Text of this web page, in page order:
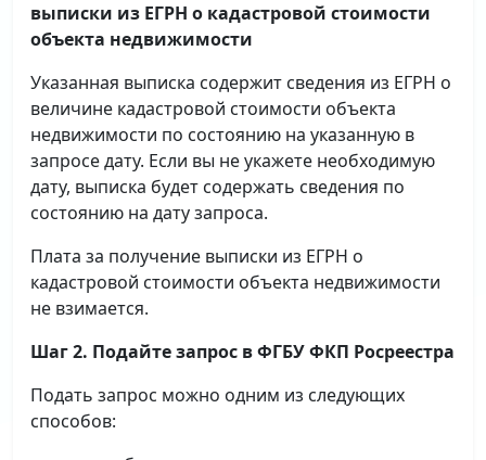
выписки из ЕГРН о кадастровой стоимости
объекта недвижимости
Указанная выписка содержит сведения из ЕГРН о
величине кадастровой стоимости объекта
недвижимости по состоянию на указанную в
запросе дату. Если вы не укажете необходимую
дату, выписка будет содержать сведения по
состоянию на дату запроса.
Плата за получение выписки из ЕГРН о
кадастровой стоимости объекта недвижимости
не взимается.
Шаг 2. Подайте запрос в ФГБУ ФКП Росреестра
Подать запрос можно одним из следующих
способов: